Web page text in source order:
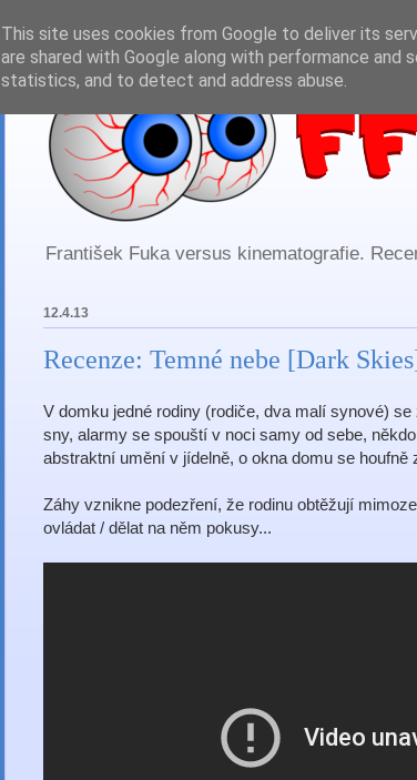
František Fuka versus kinematografie.
12.4.13
Recenze: Temné nebe [Dark
V domku jedné rodiny (rodiče, dva malí synové)
sny, alarmy se spouští v noci samy od sebe,
abstraktní umění v jídelně, o okna domu se houfně
Záhy vznikne podezření, že rodinu obtěžují
ovládat / dělat na něm pokusy...
This site uses cookies from Google to deliver its
are shared with Google along with performance
statistics, and to detect and address abuse.